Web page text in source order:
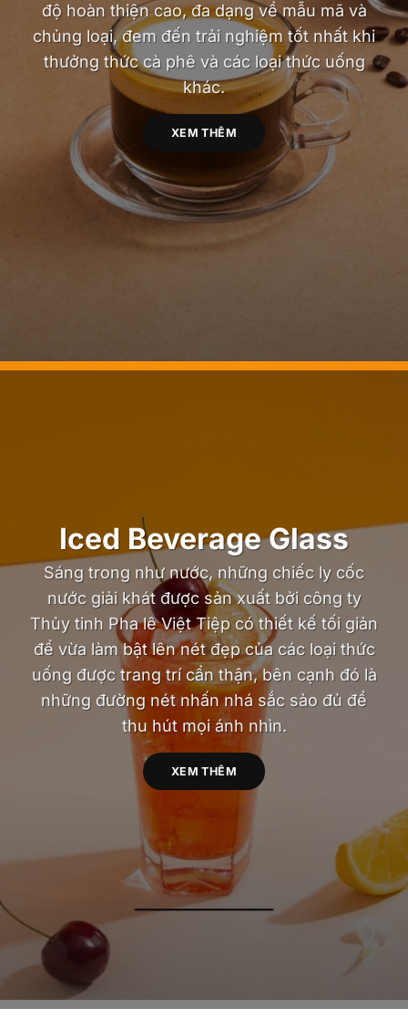
độ hoàn thiện cao, đa dạng về mẫu mã và
chủng loại, đem đến trải nghiệm tốt nhất khi
thưởng thức cà phê và các loại thức uống
khác.
XEM THÊM
Iced Beverage Glass
Sáng trong như nước, những chiếc ly cốc
nước giải khát được sản xuất bởi công ty
Thủy tinh Pha lê Việt Tiệp có thiết kế tối giản
để vừa làm bật lên nét đẹp của các loại thức
uống được trang trí cẩn thận, bên cạnh đó là
những đường nét nhấn nhá sắc sảo đủ để
thu hút mọi ánh nhìn.
XEM THÊM